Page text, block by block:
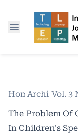
Home /
Archives /
Vol. 3
The Problem Of
In Children's